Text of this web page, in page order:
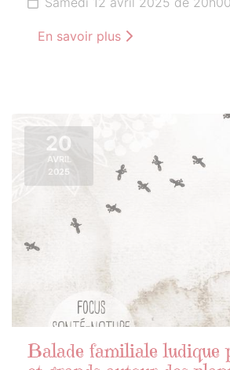
En savoir plus
20
AVRIL
2025
Balade familiale ludique